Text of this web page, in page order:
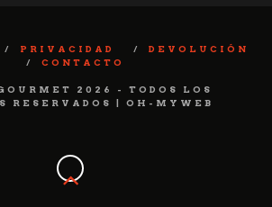
PRIVACIDAD
DEVOLUCIÓN
CONTACTO
2026 - TODOS LOS
RESERVADOS | OH-MYWEB